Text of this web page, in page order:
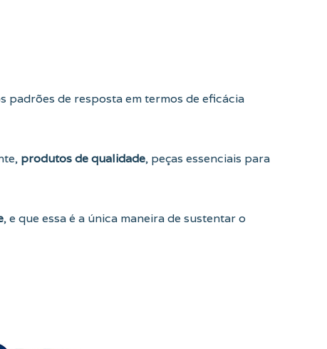
padrões de resposta em termos de eficácia
produtos de qualidade, peças essenciais para
, e que essa é a única maneira de sustentar o